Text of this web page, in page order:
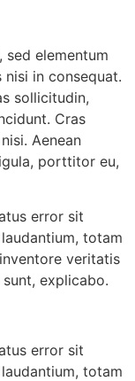
sed elementum
in consequat.
sollicitudin,
Cras
Aenean
porttitor eu,
error sit
totam
veritatis
explicabo.
error sit
totam